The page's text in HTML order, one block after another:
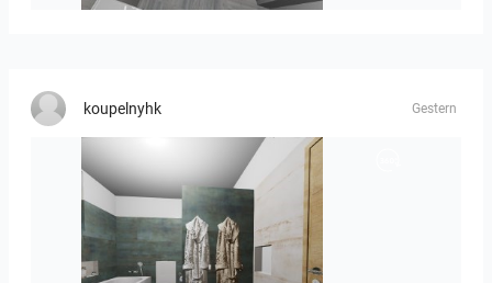
koupelnyhk Gestern